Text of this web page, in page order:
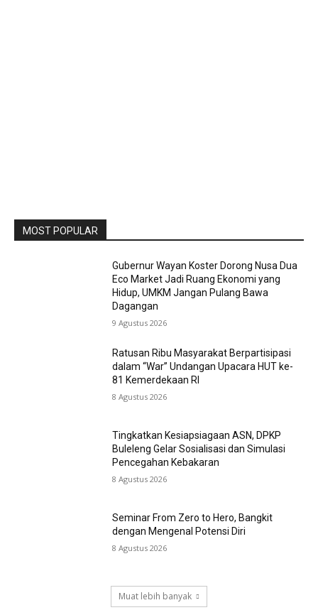
MOST POPULAR
Gubernur Wayan Koster Dorong Nusa Dua
Eco Market Jadi Ruang Ekonomi yang
Hidup, UMKM Jangan Pulang Bawa
Dagangan
9 Agustus 2026
Ratusan Ribu Masyarakat Berpartisipasi
dalam “War” Undangan Upacara HUT ke-
81 Kemerdekaan RI
8 Agustus 2026
Tingkatkan Kesiapsiagaan ASN, DPKP
Buleleng Gelar Sosialisasi dan Simulasi
Pencegahan Kebakaran
8 Agustus 2026
Seminar From Zero to Hero, Bangkit
dengan Mengenal Potensi Diri
8 Agustus 2026
Muat lebih banyak